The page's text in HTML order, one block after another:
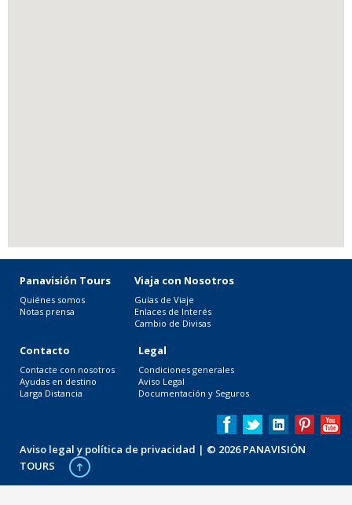
Panavisión Tours
Quiénes somos
Notas prensa
Viaja con Nosotros
Guías de Viaje
Enlaces de Interés
Cambio de Divisas
Contacto
Contacte con nosotros
Ayudas en destino
Larga Distancia
Legal
Condiciones generales
Aviso Legal
Documentación y Seguros
Aviso legal y política de privacidad | © 2026 PANAVISIÓN
TOURS